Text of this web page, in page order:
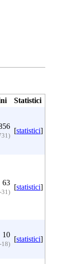
Statistici
[statistici]
63
31)
[statistici]
10
18)
[statistici]